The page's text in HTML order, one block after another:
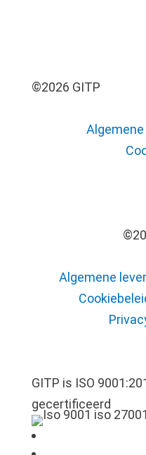
©2026 GITP
Algemene
GITP is ISO
gecertificeerd